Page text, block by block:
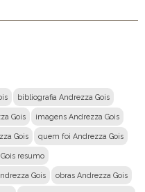
bibliografia Andrezza Gois
Gois imagens Andrezza Gois
Gois quem foi Andrezza Gois
resumo
Gois obras Andrezza Gois